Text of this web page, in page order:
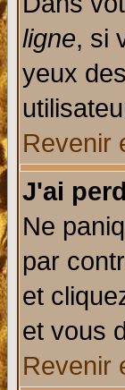
ligne, si
yeux
Revenir
J'ai
Ne
par
et
et vous
Revenir